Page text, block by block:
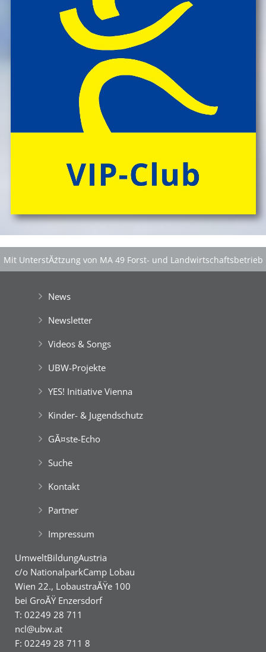
Mit UnterstĂźtzung von MA 49 Forst- und Landwirtschaftsbetrieb
News
Newsletter
Videos & Songs
UBW-Projekte
YES! Initiative Vienna
Kinder- & Jugendschutz
GĂ¤ste-Echo
Suche
Kontakt
Partner
Impressum
UmweltBildungAustria
c/o NationalparkCamp Lobau
Wien 22., LobaustraĂŸe 100
bei GroĂŸ Enzersdorf
T: 02249 28 711
ncl@ubw.at
F: 02249 28 711 8